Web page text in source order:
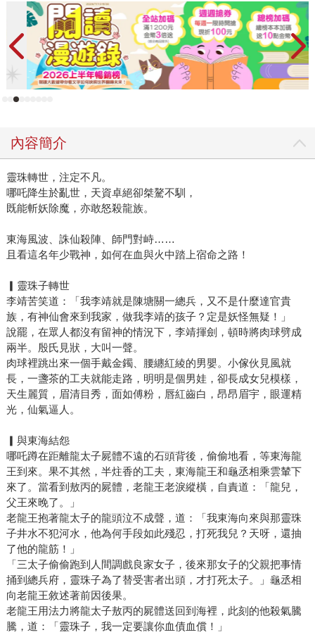
內容簡介
靈珠轉世，注定不凡。
哪吒降生於亂世，天資卓絕卻桀驁不馴，
既能斬妖除魔，亦敢怒殺龍族。
東海風波、誅仙殺陣、師門對峙……
且看這名年少戰神，如何在血與火中踏上宿命之路！
▎靈珠子轉世
李靖苦笑道：「我李靖就是陳塘關一總兵，又不是什麼達官貴
族，有神仙會來到我家，做我李靖的孩子？定是妖怪無疑！」
說罷，在眾人都沒有留神的情況下，李靖揮劍，頓時將肉球劈成
兩半。殷氏見狀，大叫一聲。
肉球裡跳出來一個手戴金鐲、腰纏紅綾的男嬰。小傢伙見風就
長，一盞茶的工夫就能走路，明明是個男娃，卻長成女兒模樣，
天生麗質，眉清目秀，面如傅粉，唇紅齒白，昂昂眉宇，眼運精
光，仙氣逼人。
▎與東海結怨
哪吒蹲在距離龍太子屍體不遠的石頭背後，偷偷地看，等東海龍
王到來。果不其然，半炷香的工夫，東海龍王和龜丞相乘雲輦下
來了。當看到敖丙的屍體，老龍王老淚縱橫，自責道：「龍兒，
父王來晚了。」
老龍王抱著龍太子的龍頭泣不成聲，道：「我東海向來與那靈珠
子井水不犯河水，他為何手段如此殘忍，打死我兒？天呀，還抽
了他的龍筋！」
「三太子偷偷跑到人間調戲良家女子，後來那女子的父親把事情
捅到總兵府，靈珠子為了替受害者出頭，才打死太子。」龜丞相
向老龍王敘述著前因後果。
老龍王用法力將龍太子敖丙的屍體送回到海裡，此刻的他殺氣騰
騰，道：「靈珠子，我一定要讓你血債血償！」